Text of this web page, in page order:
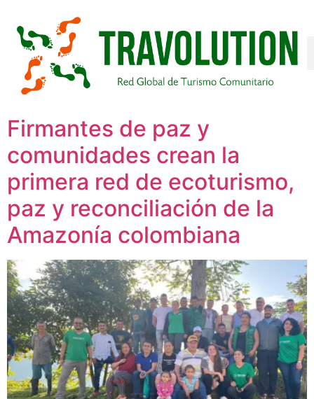
Firmantes de paz y
comunidades crean la
primera red de ecoturismo,
paz y reconciliación de la
Amazonía colombiana